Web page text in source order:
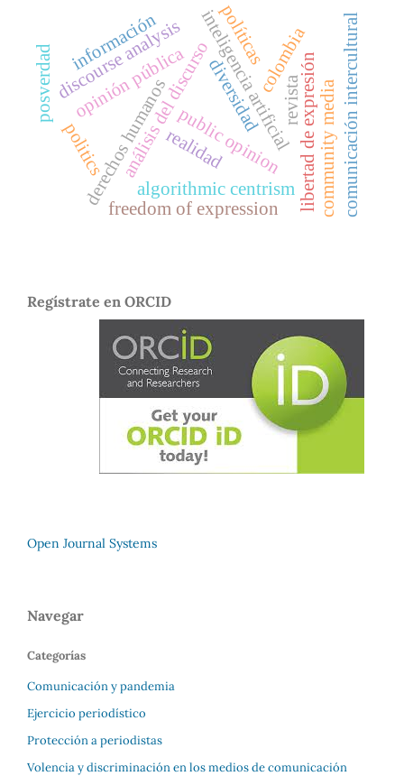
inteligencia artificial
análisis del discurso libertad de expresión
opinión pública
discourse analysis
algorithmic centrism
freedom of expression
public opinion
derechos humanos diversidad
realidad
colombia
políticas
community media
politics
revista comunicación intercultural
posverdad
información
Regístrate en ORCID
Open Journal Systems
Navegar
Categorías
Comunicación y pandemia
Ejercicio periodístico
Protección a periodistas
Volencia y discriminación en los medios de comunicación